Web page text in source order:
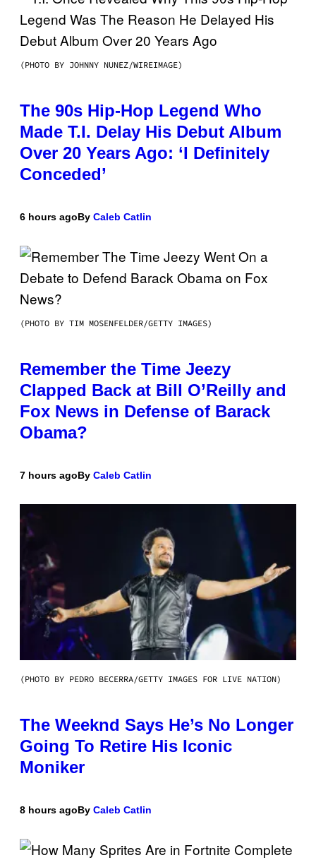
(PHOTO BY JOHNNY NUNEZ/WIREIMAGE)
The 90s Hip-Hop Legend Who
Made T.I. Delay His Debut Album
Over 20 Years Ago: ‘I Definitely
Conceded’
6 hours agoBy Caleb Catlin
(PHOTO BY TIM MOSENFELDER/GETTY IMAGES)
Remember the Time Jeezy
Clapped Back at Bill O’Reilly and
Fox News in Defense of Barack
Obama?
7 hours agoBy Caleb Catlin
(PHOTO BY PEDRO BECERRA/GETTY IMAGES FOR LIVE NATION)
The Weeknd Says He’s No Longer
Going To Retire His Iconic
Moniker
8 hours agoBy Caleb Catlin